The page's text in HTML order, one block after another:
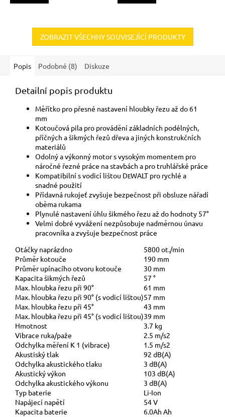
ZOBRAZIT VŠECHNY SOUVISEJÍCÍ PRODUKTY
Popis Podobné (8) Diskuze
Detailní popis produktu
Měřítko pro přesné nastavení hloubky řezu až do 61
mm
Kotoučová pila pro provádění základních podélných,
příčných a šikmých řezů dřeva a jiných konstrukčních
materiálů
Odolný a výkonný motor s vysokým momentem pro
náročné řezné práce na stavbách a pro truhlářské práce
Kompatibilní s vodicí lištou DEWALT pro rychlé a
snadné použití
Přídavná rukojeť zvyšuje bezpečnost při obsluze nářadí
oběma rukama
Plynulé nastavení úhlu šikmého řezu až do hodnoty 57°
Velmi dobré vyvážení nezpůsobuje nadměrnou únavu
pracovníka a zvyšuje bezpečnost práce
Otáčky naprázdno
5800 ot./min
Průměr kotouče
190 mm
Průměr upínacího otvoru kotouče
30 mm
Kapacita šikmých řezů
57 °
Max. hloubka řezu při 90°
61 mm
Max. hloubka řezu při 90° (s vodicí lištou)57 mm
Max. hloubka řezu při 45°
43 mm
Max. hloubka řezu při 45° (s vodicí lištou)39 mm
Hmotnost
3.7 kg
Vibrace ruka/paže
2.5 m/s2
Odchylka měření K 1 (vibrace)
1.5 m/s2
Akustiský tlak
92 dB(A)
Odchylka akustického tlaku
3 dB(A)
Akustický výkon
103 dB(A)
Odchylka akustického výkonu
3 dB(A)
Typ baterie
Li-Ion
Napájecí napětí
54 V
Kapacita baterie
6.0Ah Ah